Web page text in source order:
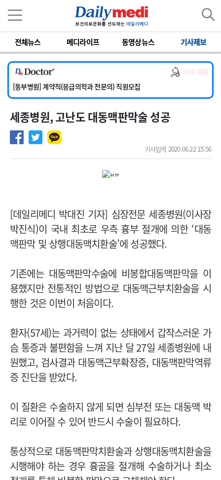
전체뉴스 메디라이프 동영상뉴스 기사제보
의사 채용
[서울아산병원] 2026년 하반기 인턴 모집
[영남대학교의료원] 마취통증의학과 임기제 임상의사 채용
[충남대학교병원] 소아청소년과(소아응급전담) 계약직 의사 공개채용
[동부병원] 계약직(응급의학과 전문의) 직원모집
[이대목동병원] 하반기 전공의(레지던트1년차) 모집
[서울아산병원] 2026년 하반기 인턴 모집
[영남대학교의료원] 마취통증의학과 임기제 임상의사 채용
세종병원, 고난도 대동맥판막술 성공
기사입력 2020.06.22 15:56
[데일리메디 박대진 기자] 심장전문 세종병원(이사장
박진식)이 국내 최초로 우측 흉부 절개에 의한 ‘대동
맥판막 및 상행대동맥치환술’에 성공했다.
기존에는 대동맥판막수술에 비봉합대동맥판막을 이
용했지만 전통적인 방법으로 대동맥근부치환술을 시
행한 것은 이번이 처음이다.
환자(57세)는 과거력이 없는 상태에서 갑작스러운 가
슴 통증과 불편함을 느껴 지난 달27일 세종병원에 내
원했고, 검사결과 대동맥근부확장증, 대동맥판막역류
증 진단을 받았다.
이 질환은 수술하지 않게 되면 심부전 또는 대동맥 박
리로 이어질 수 있어 반드시 수술이 필요하다.
통상적으로 대동맥판막치환술과 상행대동맥치환술을
시행해야 하는 경우 흉골을 절개해 수술하거나 최소